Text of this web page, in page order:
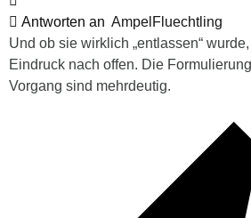
Antworten an AmpelFluechtling
Und ob sie wirklich „entlassen“
Eindruck nach offen. Die
Vorgang sind mehrdeutig.